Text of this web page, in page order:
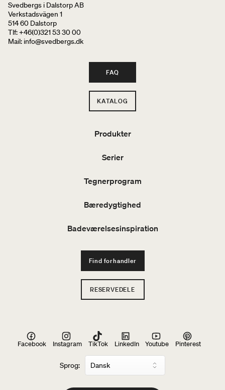
Svedbergs i Dalstorp AB
Verkstadsvägen 1
514 60 Dalstorp
Tlf: +46(0)321 53 30 00
Mail: info@svedbergs.dk
FAQ
KATALOG
Produkter
Serier
Tegnerprogram
Bæredygtighed
Badeværelsesinspiration
Find forhandler
RESERVEDELE
Sprog:
Facebook Instagram TikTok LinkedIn Youtube Pinterest